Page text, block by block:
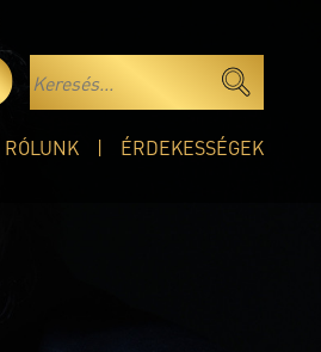
RÓLUNK ÉRDEKESSÉGEK